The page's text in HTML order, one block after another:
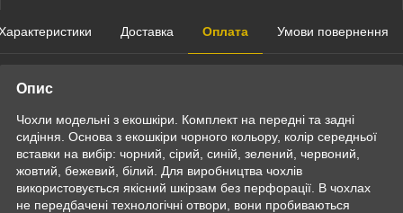
Доставка Оплата Умови повернення
Опис
Чохли модельні з екошкіри. Комплект на передні та задні
сидіння. Основа з екошкіри чорного кольору, колір середньої
вставки на вибір: чорний, сірий, синій, зелений, червоний,
жовтий, бежевий, білий. Для виробництва чохлів
використовується якісний шкірзам без перфорації. В чохлах
не передбачені технологічні отвори, вони пробиваються